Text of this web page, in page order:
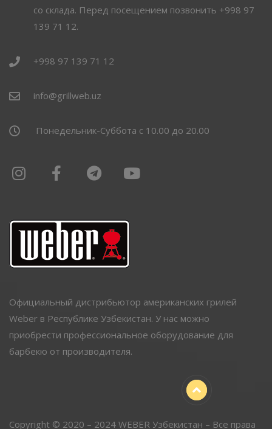
со склада. Перед посещением позвонить +998 97
139 71 12.
+998 97 139 71 12
info@grillweb.uz
Понедельник-Суббота с 10.00 до 20.00
Официальный дистрибьютор американских грилей
Weber в Республике Узбекистан. У нас можно
приобрести профессиональное оборудование для
барбекю от производителя.
Copyright © 2020 – 2024 WEBER Узбекистан – Все права